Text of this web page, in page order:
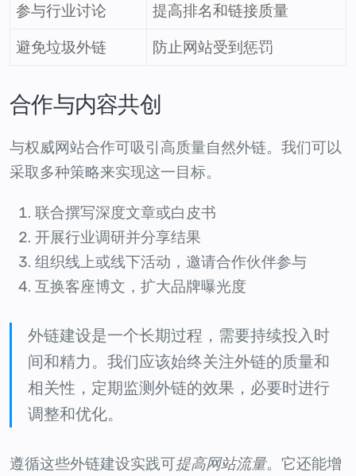
参与行业讨论
提高排名和链接质量
避免垃圾外链
防止网站受到惩罚
合作与内容共创
与权威网站合作可吸引高质量自然外链。我们可以
采取多种策略来实现这一目标。
联合撰写深度文章或白皮书
开展行业调研并分享结果
组织线上或线下活动，邀请合作伙伴参与
互换客座博文，扩大品牌曝光度
外链建设是一个长期过程，需要持续投入时
间和精力。我们应该始终关注外链的质量和
相关性，定期监测外链的效果，必要时进行
调整和优化。
遵循这些外链建设实践可提高网站流量。它还能增